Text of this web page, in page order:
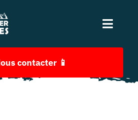
Toggle
contacter 📱